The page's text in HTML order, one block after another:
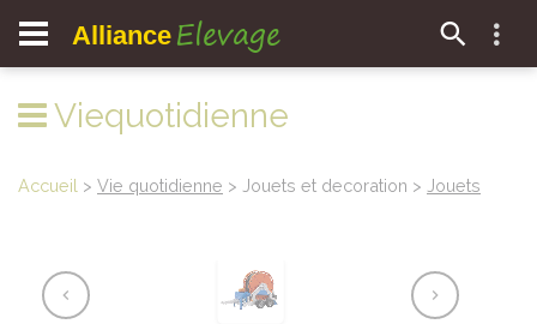
Alliance Elevage
Viequotidienne
Accueil > Vie quotidienne > Jouets et decoration > Jouets